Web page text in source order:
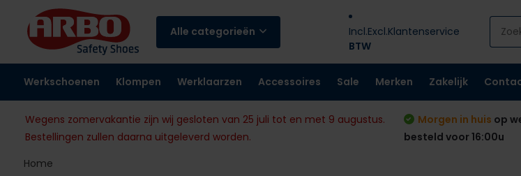
Alle categorieën Incl.Excl.
BTW
Klantenservice
Werkschoenen Klompen Werklaarzen Accessoires Sale Merken Zakelijk
Wegens zomervakantie zijn wij gesloten van 25 juli tot en met 9 augustus.
Bestellingen zullen daarna uitgeleverd worden.
Morgen in huis op
besteld voor 16:00u
Home